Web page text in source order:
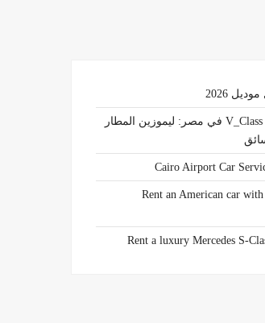
2026
ايجار مرسيدس V_Class في مصر: ليموزين المطار
Cairo Airport Car
Rent an American car
Rent a luxury Mercedes S-